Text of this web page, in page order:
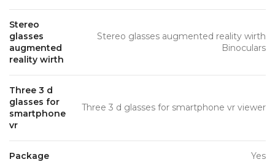
Stereo
glasses
augmented
reality wirth
Stereo glasses augmented reality wirth
Binoculars
Three 3 d
glasses for
smartphone
vr
Three 3 d glasses for smartphone vr viewer
Package Yes